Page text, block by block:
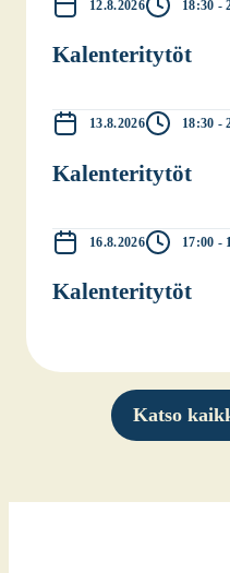
12.8.2026 18:30 -
Kalen­te­ri­ty­töt
13.8.2026 18:30 -
Kalen­te­ri­ty­töt
16.8.2026 17:00 -
Kalen­te­ri­ty­töt
Katso